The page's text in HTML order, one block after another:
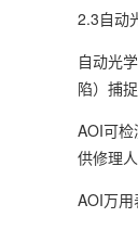
2.3自动
自动光
陷）捕
AOI可
供修理人
AOI万用